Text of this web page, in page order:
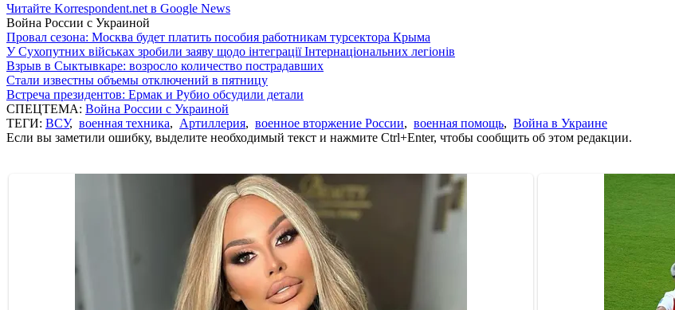
Читайте Korrespondent.net в Google News
Война России с Украиной
Провал сезона: Москва будет платить пособия работникам турсектора Крыма
У Сухопутних військах зробили заяву щодо інтеграції Інтернаціональних легіонів
Взрыв в Сыктывкаре: возросло количество пострадавших
Стали известны объемы отключений в пятницу
Встреча президентов: Ермак и Рубио обсудили детали
СПЕЦТЕМА: Война России с Украиной
ТЕГИ: ВСУ, военная техника, Артиллерия, военное вторжение России, военная помощь, Война в Украине
Если вы заметили ошибку, выделите необходимый текст и нажмите Ctrl+Enter, чтобы сообщить об этом редакции.